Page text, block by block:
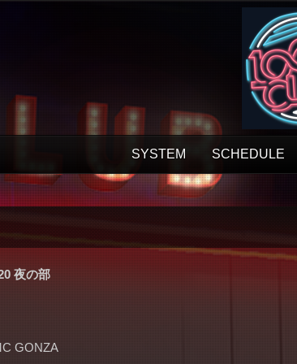
SYSTEM SCHEDULE
夜の部
GONZA